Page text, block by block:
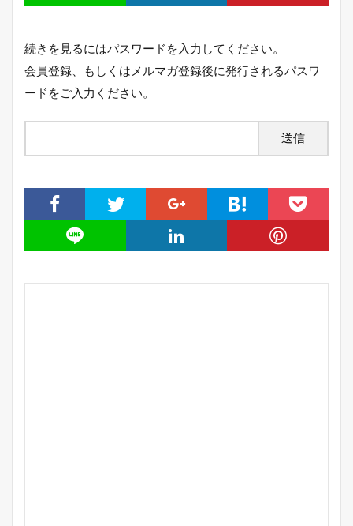
続きを見るにはパスワードを入力してください。
会員登録、もしくはメルマガ登録後に発行されるパスワ
ードをご入力ください。